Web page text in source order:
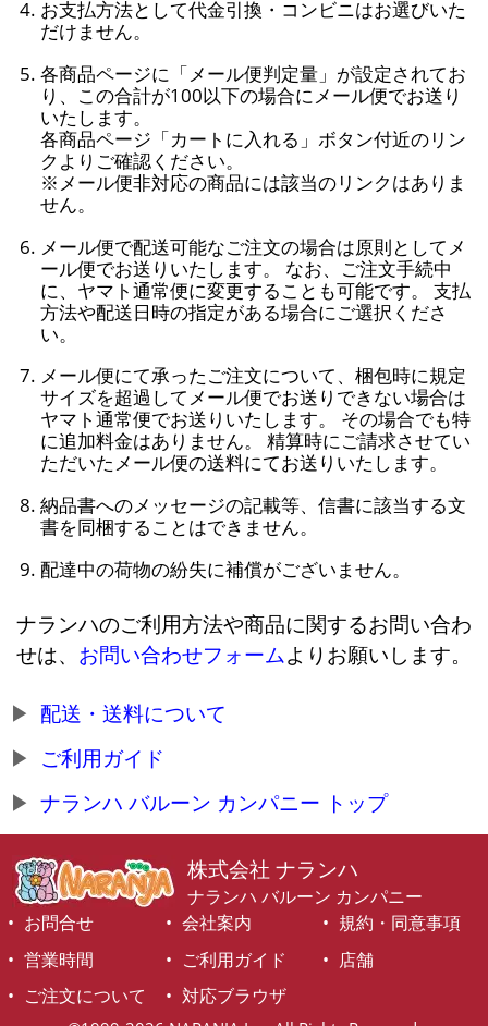
お支払方法として代金引換・コンビニはお選びいた
だけません。
各商品ページに「メール便判定量」が設定されてお
り、この合計が100以下の場合にメール便でお送り
いたします。
各商品ページ「カートに入れる」ボタン付近のリン
クよりご確認ください。
※メール便非対応の商品には該当のリンクはありま
せん。
メール便で配送可能なご注文の場合は原則としてメ
ール便でお送りいたします。 なお、ご注文手続中
に、ヤマト通常便に変更することも可能です。 支払
方法や配送日時の指定がある場合にご選択くださ
い。
メール便にて承ったご注文について、梱包時に規定
サイズを超過してメール便でお送りできない場合は
ヤマト通常便でお送りいたします。 その場合でも特
に追加料金はありません。 精算時にご請求させてい
ただいたメール便の送料にてお送りいたします。
納品書へのメッセージの記載等、信書に該当する文
書を同梱することはできません。
配達中の荷物の紛失に補償がございません。
ナランハのご利用方法や商品に関するお問い合わ
せは、 お問い合わせフォームよりお願いします。
配送・送料について
ご利用ガイド
ナランハ バルーン カンパニー トップ
株式会社 ナランハ
ナランハ バルーン カンパニー
お問合せ
会社案内
規約・同意事項
営業時間
ご利用ガイド
店舗
ご注文について
対応ブラウザ